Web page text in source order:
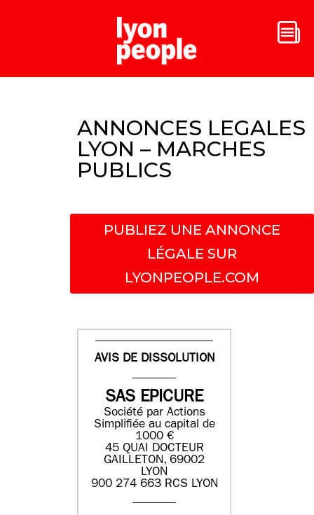
ANNONCES LEGALES
LYON – MARCHES
PUBLICS
PUBLIEZ UNE ANNONCE
LÉGALE SUR
LYONPEOPLE.COM
AVIS DE DISSOLUTION
SAS EPICURE
Société par Actions
Simplifiée au capital de
1000 €
45 QUAI DOCTEUR
GAILLETON, 69002
LYON
900 274 663 RCS LYON